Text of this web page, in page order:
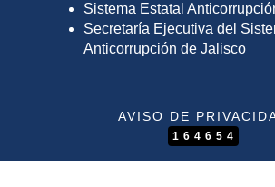
Sistema Estatal
Secretaría Ejecutiva del
Anticorrupción de Jalisco
AVISO DE
164654